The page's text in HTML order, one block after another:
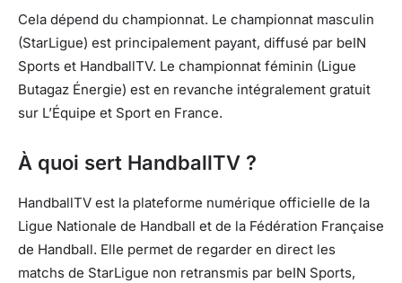
Cela dépend du championnat. Le championnat masculin
(StarLigue) est principalement payant, diffusé par beIN
Sports et HandballTV. Le championnat féminin (Ligue
Butagaz Énergie) est en revanche intégralement gratuit
sur L’Équipe et Sport en France.
À quoi sert HandballTV ?
HandballTV est la plateforme numérique officielle de la
Ligue Nationale de Handball et de la Fédération Française
de Handball. Elle permet de regarder en direct les
matchs de StarLigue non retransmis par beIN Sports,